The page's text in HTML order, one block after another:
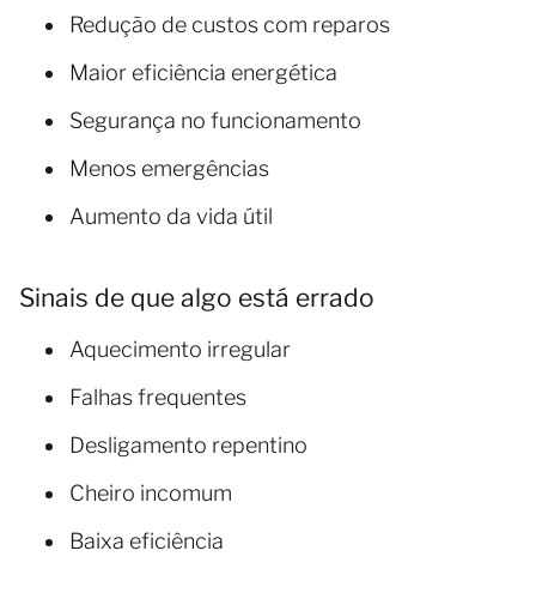
Redução de custos com reparos
Maior eficiência energética
Segurança no funcionamento
Menos emergências
Aumento da vida útil
Sinais de que algo está errado
Aquecimento irregular
Falhas frequentes
Desligamento repentino
Cheiro incomum
Baixa eficiência